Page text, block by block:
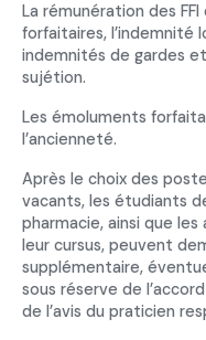
La rémunération des
forfaitaires, l’indemnité
indemnités de gardes
sujétion.
Les émoluments
l’ancienneté.
Après le choix des
vacants, les étudiants
pharmacie, ainsi que
leur cursus, peuvent
supplémentaire,
sous réserve de
de l’avis du praticien